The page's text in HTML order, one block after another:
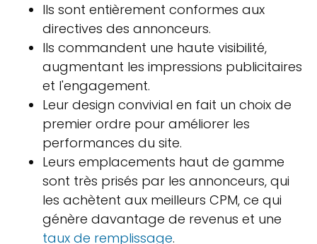
Ils sont entièrement conformes aux
directives des annonceurs.
Ils commandent une haute visibilité,
augmentant les impressions publicitaires
et l'engagement.
Leur design convivial en fait un choix de
premier ordre pour améliorer les
performances du site.
Leurs emplacements haut de gamme
sont très prisés par les annonceurs, qui
les achètent aux meilleurs CPM, ce qui
génère davantage de revenus et une
taux de remplissage.